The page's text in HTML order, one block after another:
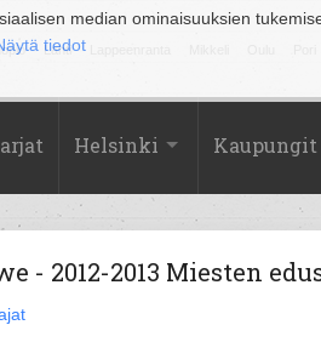
median ominaisuuksien
tiedot
Lahti
Helsinki Kaupungit
- 2012-2013 Miesten